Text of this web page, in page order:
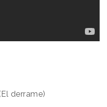
derrame)